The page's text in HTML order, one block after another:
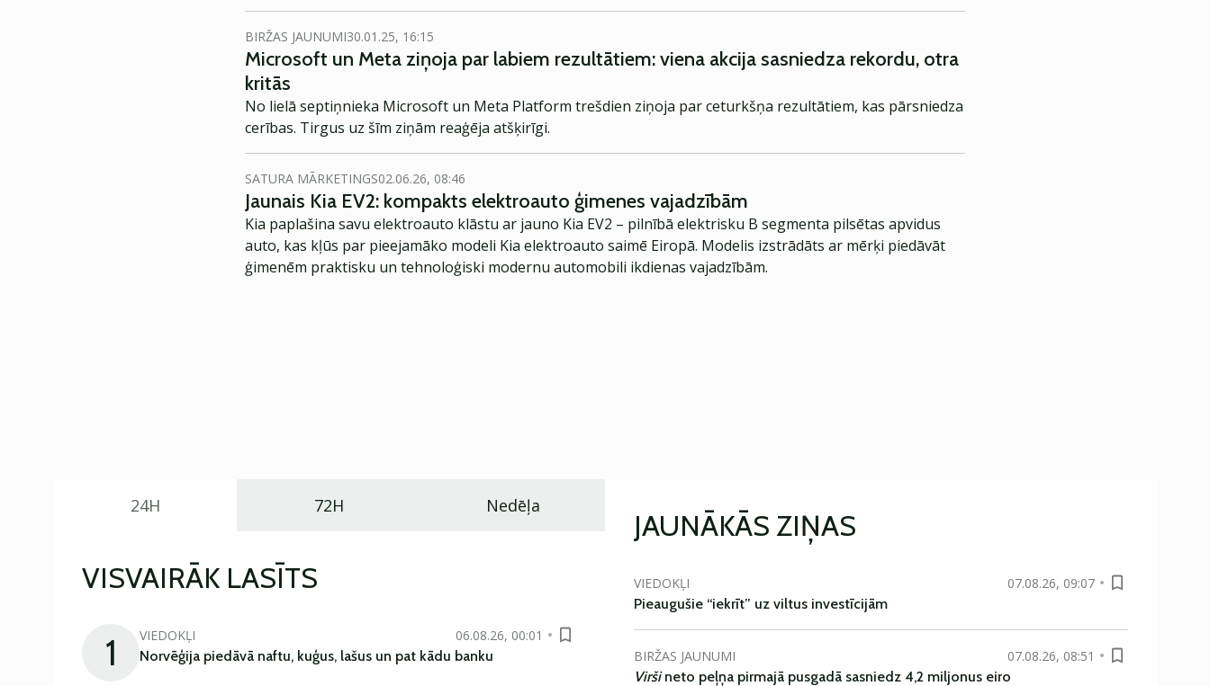
BIRŽAS JAUNUMI30.01.25, 16:15
Microsoft un Meta ziņoja par labiem rezultātiem: viena akcija sasniedza rekordu, otra
kritās
No lielā septiņnieka Microsoft un Meta Platform trešdien ziņoja par ceturkšņa rezultātiem, kas pārsniedza
cerības. Tirgus uz šīm ziņām reaģēja atšķirīgi.
SATURA MĀRKETINGS02.06.26, 08:46
Jaunais Kia EV2: kompakts elektroauto ģimenes vajadzībām
Kia paplašina savu elektroauto klāstu ar jauno Kia EV2 – pilnībā elektrisku B segmenta pilsētas apvidus
auto, kas kļūs par pieejamāko modeli Kia elektroauto saimē Eiropā. Modelis izstrādāts ar mērķi piedāvāt
ģimenēm praktisku un tehnoloģiski modernu automobili ikdienas vajadzībām.
24H 72H Nedēļa
VISVAIRĀK LASĪTS
1 VIEDOKĻI
06.08.26, 00:01
Norvēģija piedāvā naftu, kuģus, lašus un pat kādu banku
JAUNĀKĀS ZIŅAS
VIEDOKĻI
07.08.26, 09:07
Pieaugušie “iekrīt” uz viltus investīcijām
BIRŽAS JAUNUMI
07.08.26, 08:51
Viršineto peļņa pirmajā pusgadā sasniedz 4,2 miljonus eiro